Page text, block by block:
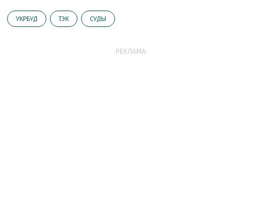
УКРБУД ТЭК СУДЫ
РЕКЛАМА: